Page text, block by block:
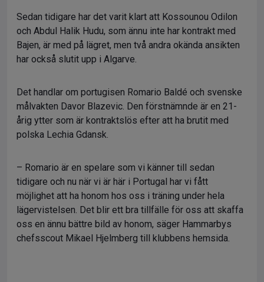
Sedan tidigare har det varit klart att Kossounou Odilon
och Abdul Halik Hudu, som ännu inte har kontrakt med
Bajen, är med på lägret, men två andra okända ansikten
har också slutit upp i Algarve.
Det handlar om portugisen Romario Baldé och svenske
målvakten Davor Blazevic. Den förstnämnde är en 21-
årig ytter som är kontraktslös efter att ha brutit med
polska Lechia Gdansk.
– Romario är en spelare som vi känner till sedan
tidigare och nu när vi är här i Portugal har vi fått
möjlighet att ha honom hos oss i träning under hela
lägervistelsen. Det blir ett bra tillfälle för oss att skaffa
oss en ännu bättre bild av honom, säger Hammarbys
chefsscout Mikael Hjelmberg till klubbens hemsida.